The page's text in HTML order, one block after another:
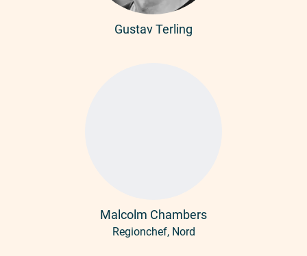
Gustav Terling
Malcolm Chambers
Regionchef, Nord